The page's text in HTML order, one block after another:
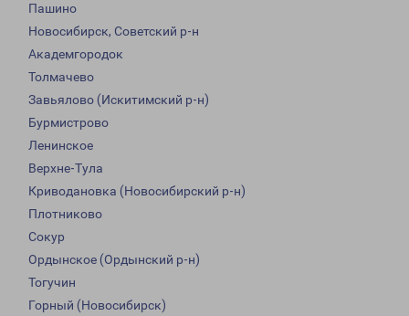
Пашино
Новосибирск, Советский р-н
Академгородок
Толмачево
Завьялово (Искитимский р-н)
Бурмистрово
Ленинское
Верхне-Тула
Криводановка (Новосибирский р-н)
Плотниково
Сокур
Ордынское (Ордынский р-н)
Тогучин
Горный (Новосибирск)